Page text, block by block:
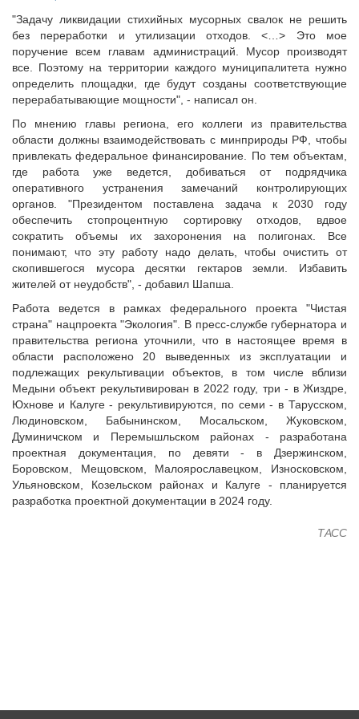
Конкурсы Совета
Семинары Совета
Издания Совета
Вопрос-ответ
ОКМО
Информационный бюллетень МСУ
НАСЕЛЕНИЕ И МСУ
ТОС
Лучшие практики ТОС
Исполнительная дирекция
Ревизионная комиссия
Палаты Совета
Комитеты Совета
Правление Совета
Партнеры Совета
Полезные ссылки
Инвестиционные порталы муниципальных образований
Контактная информация
НОВОСТИ
СМИ о нас
МЕТОДИЧЕСКИЙ РАЗДЕЛ
Опыт регионов
Методические материалы
Опыт муниципалитетов
Судебная практика
Мнение специалиста
Конкурсы Совета
Семинары Совета
Издания Совета
Вопрос-ответ
ВАРМСУ
"Задачу ликвидации стихийных мусорных свалок не решить
без переработки и утилизации отходов. <…> Это мое
поручение всем главам администраций. Мусор производят
все. Поэтому на территории каждого муниципалитета нужно
определить площадки, где будут созданы соответствующие
перерабатывающие мощности", - написал он.
По мнению главы региона, его коллеги из правительства
области должны взаимодействовать с минприроды РФ, чтобы
привлекать федеральное финансирование. По тем объектам,
где работа уже ведется, добиваться от подрядчика
оперативного устранения замечаний контролирующих
органов. "Президентом поставлена задача к 2030 году
обеспечить стопроцентную сортировку отходов, вдвое
сократить объемы их захоронения на полигонах. Все
понимают, что эту работу надо делать, чтобы очистить от
скопившегося мусора десятки гектаров земли. Избавить
жителей от неудобств", - добавил Шапша.
Работа ведется в рамках федерального проекта "Чистая
страна" нацпроекта "Экология". В пресс-службе губернатора и
правительства региона уточнили, что в настоящее время в
области расположено 20 выведенных из эксплуатации и
подлежащих рекультивации объектов, в том числе вблизи
Медыни объект рекультивирован в 2022 году, три - в Жиздре,
Юхнове и Калуге - рекультивируются, по семи - в Тарусском,
Людиновском, Бабынинском, Мосальском, Жуковском,
Думиничском и Перемышльском районах - разработана
проектная документация, по девяти - в Дзержинском,
Боровском, Мещовском, Малоярославецком, Износковском,
Ульяновском, Козельском районах и Калуге - планируется
разработка проектной документации в 2024 году.
ТАСС